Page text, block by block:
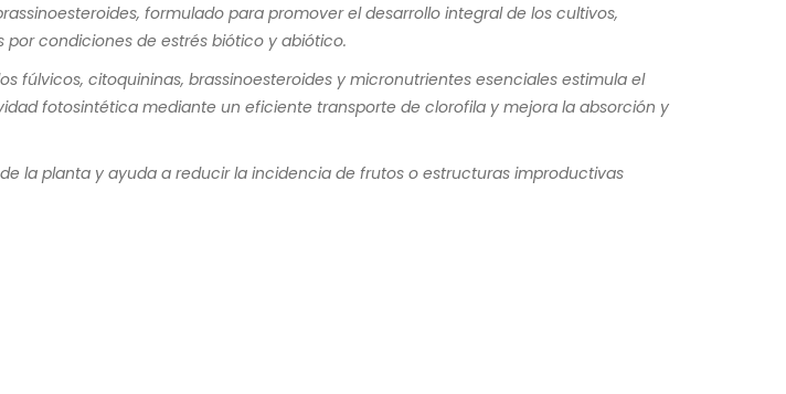
formulado para promover el desarrollo integral de los cultivos,
condiciones de estrés biótico y abiótico.
fúlvicos, citoquininas, brassinoesteroides y micronutrientes esenciales estimula el
fotosintética mediante un eficiente transporte de clorofila y mejora la absorción y
la planta y ayuda a reducir la incidencia de frutos o estructuras improductivas